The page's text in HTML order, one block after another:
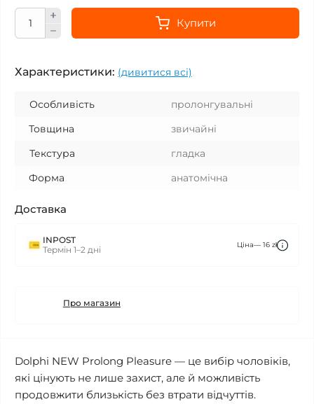
Купити
Характеристики: (дивитися всі)
Особливість
пролонгувальні
Товщина
звичайні
Текстура
гладка
Форма
анатомічна
Доставка
INPOST
Термін 1–2 дні
Ціна— 16 zł
Про магазин
Dolphi NEW Prolong Pleasure — це вибір чоловіків,
які цінують не лише захист, але й можливість
продовжити близькість без втрати відчуттів.